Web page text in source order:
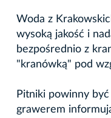
Woda z
wysoką jakość i
bezpośrednio z
"kranówką" pod
Pitniki powinny
grawerem